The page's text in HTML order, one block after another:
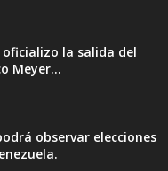
oficializo la salida del
Meyer...
observar elecciones